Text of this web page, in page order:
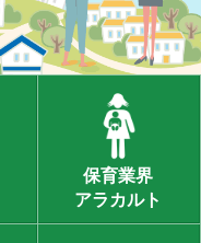
保育業界
アラカルト